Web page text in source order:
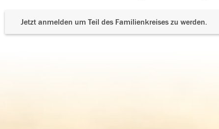
Jetzt anmelden um Teil des Familienkreises zu werden.